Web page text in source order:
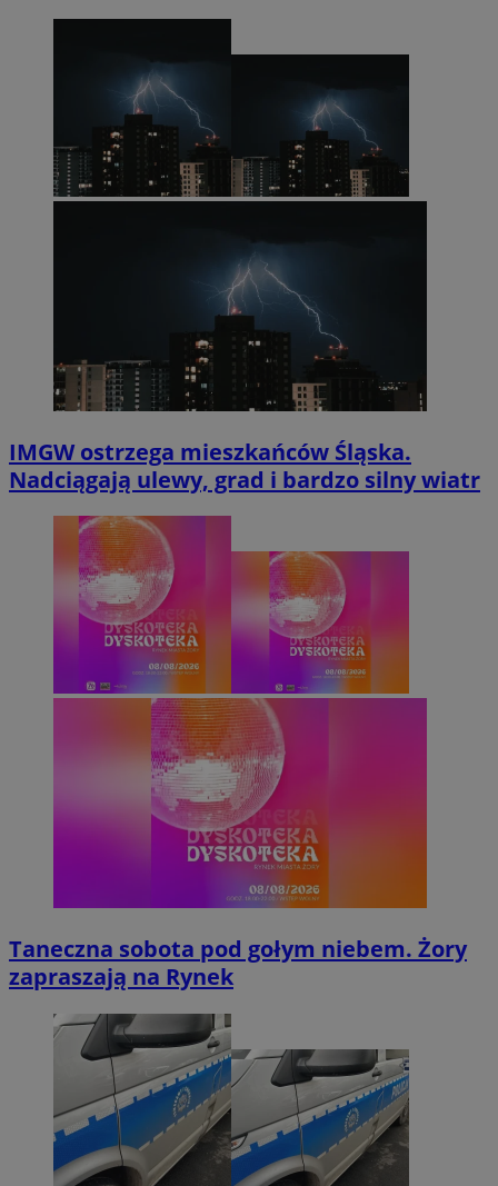
IMGW ostrzega mieszkańców Śląska.
Nadciągają ulewy, grad i bardzo silny wiatr
Taneczna sobota pod gołym niebem. Żory
zapraszają na Rynek